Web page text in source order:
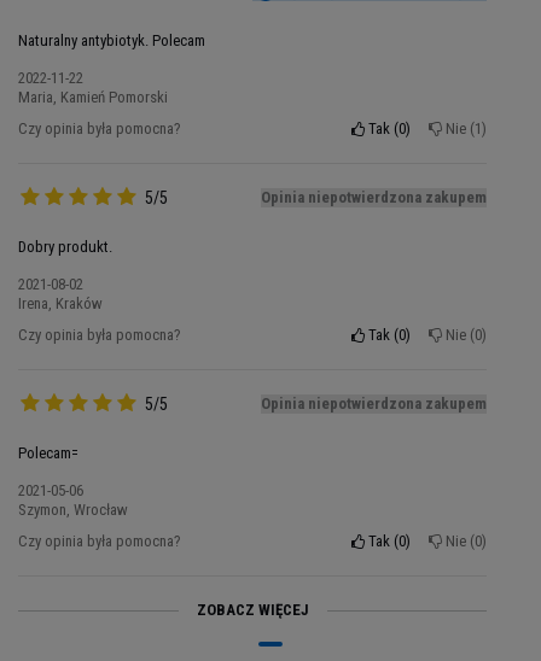
Naturalny antybiotyk. Polecam
2022-11-22
Maria, Kamień Pomorski
Czy opinia była pomocna?
Tak 0 Nie 1
5/5 Opinia niepotwierdzona zakupem
Dobry produkt.
2021-08-02
Irena, Kraków
Czy opinia była pomocna?
Tak 0 Nie 0
5/5 Opinia niepotwierdzona zakupem
Polecam=
2021-05-06
Szymon, Wrocław
Czy opinia była pomocna?
Tak 0 Nie 0
ZOBACZ WIĘCEJ